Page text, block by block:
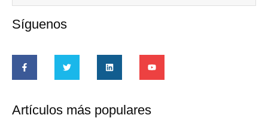
Síguenos
Artículos más populares